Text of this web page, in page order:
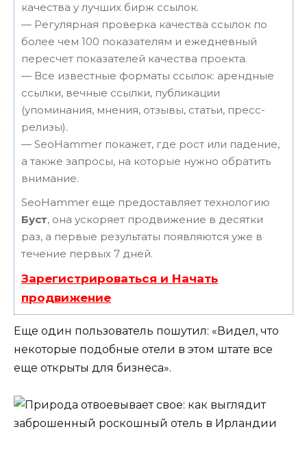
качества у лучших бирж ссылок.
— Регулярная проверка качества ссылок по
более чем 100 показателям и ежедневный
пересчет показателей качества проекта.
— Все известные форматы ссылок: арендные
ссылки, вечные ссылки, публикации
(упоминания, мнения, отзывы, статьи, пресс-
релизы).
— SeoHammer покажет, где рост или падение,
а также запросы, на которые нужно обратить
внимание.
SeoHammer еще предоставляет технологию
Буст, она ускоряет продвижение в десятки
раз, а первые результаты появляются уже в
течение первых 7 дней.
Зарегистрироваться и Начать
продвижение
Еще один пользователь пошутил: «Видел, что
некоторые подобные отели в этом штате все
еще открыты для бизнеса».